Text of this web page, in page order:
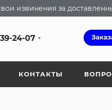
извинения за
24-07
КОНТАКТЫ